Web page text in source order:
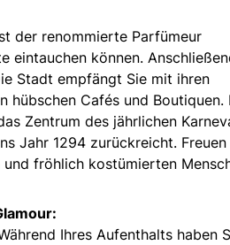
der renommierte Parfümeur
eintauchen können.
Stadt empfängt Sie mit ihren
hübschen Cafés und Boutiquen.
Zentrum des jährlichen
Jahr 1294 zurückreicht. Freuen
fröhlich kostümierten
Ihres Aufenthalts haben